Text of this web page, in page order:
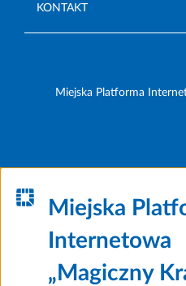
KONTAKT
Miejska Platforma
Miejska
Internetowa
„Magiczny